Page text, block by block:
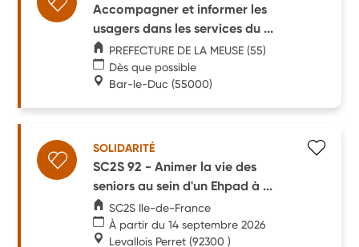
Accompagner et informer les
usagers dans les services du ...
PREFECTURE DE LA MEUSE (55)
Dès que possible
Bar-le-Duc (55000)
SOLIDARITÉ
SC2S 92 - Animer la vie des
seniors au sein d'un Ehpad à ...
SC2S Ile-de-France
À partir du 14 septembre 2026
Levallois Perret (92300 )